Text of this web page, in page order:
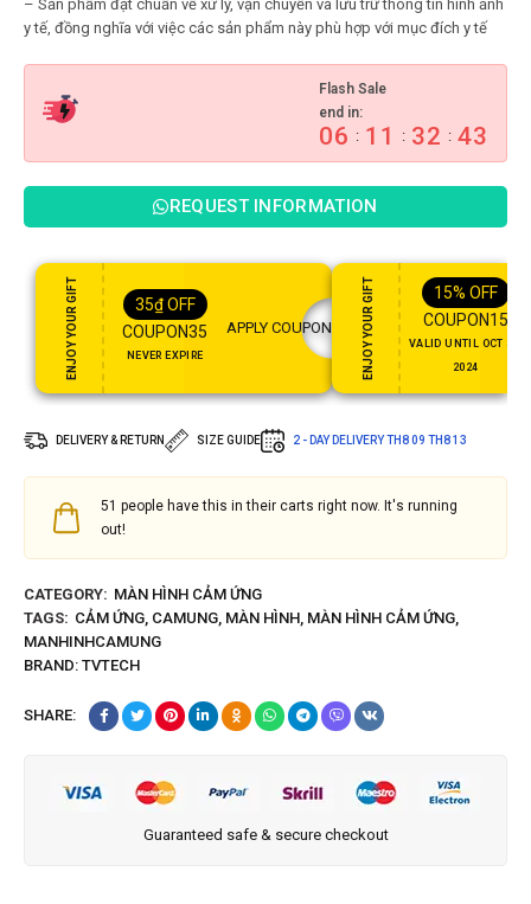
– Sản phẩm đạt chuẩn về xử lý, vận chuyển và lưu trữ thông tin hình ảnh
y tế, đồng nghĩa với việc các sản phẩm này phù hợp với mục đích y tế
Flash Sale
end in:
06 : 11 : 32 : 41
REQUEST INFORMATION
ENJOY YOUR GIFT 35₫ OFF
COUPON35
NEVER EXPIRE
APPLY COUPON ENJOY YOUR GIFT 15% OFF
COUPON15
VALID UNTIL OCT 31,
2024
DELIVERY & RETURN SIZE GUIDE 2 - DAY DELIVERYTH8 09 TH8 13
51 people have this in their carts right now. It's running
out!
CATEGORY: MÀN HÌNH CẢM ỨNG
TAGS: CẢM ỨNG CAMUNG MÀN HÌNH MÀN HÌNH CẢM ỨNG
MANHINHCAMUNG
BRAND: TVTECH
SHARE:
Guaranteed safe & secure checkout